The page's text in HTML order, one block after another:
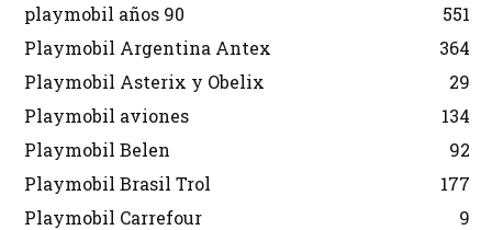
playmobil años 90
551
Playmobil Argentina Antex
364
Playmobil Asterix y Obelix
29
Playmobil aviones
134
Playmobil Belen
92
Playmobil Brasil Trol
177
Playmobil Carrefour
9